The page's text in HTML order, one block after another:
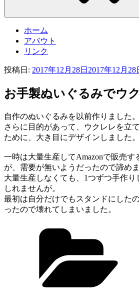
ホーム
アバウト
リンク
投稿日: 2017年12月28日 2017年12月28
お手製ぬいぐるみでウ
自作のぬいぐるみを以前作りました。
さらに目的があって、ウクレレを立
ために、大き目にデザインしました。
一時は大量生産してAmazonで販売す
が、需要が無いようだったので諦めま
大量生産しなくても、1つずつ手作り
しれませんが。
最初は自分だけでもスタンドにした
ったので壊れてしまいました。